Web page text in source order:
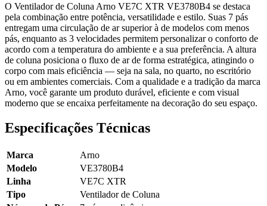
O Ventilador de Coluna Arno VE7C XTR VE3780B4 se destaca
pela combinação entre potência, versatilidade e estilo. Suas 7 pás
entregam uma circulação de ar superior à de modelos com menos
pás, enquanto as 3 velocidades permitem personalizar o conforto de
acordo com a temperatura do ambiente e a sua preferência. A altura
de coluna posiciona o fluxo de ar de forma estratégica, atingindo o
corpo com mais eficiência — seja na sala, no quarto, no escritório
ou em ambientes comerciais. Com a qualidade e a tradição da marca
Arno, você garante um produto durável, eficiente e com visual
moderno que se encaixa perfeitamente na decoração do seu espaço.
Especificações Técnicas
Marca
Arno
Modelo
VE3780B4
Linha
VE7C XTR
Tipo
Ventilador de Coluna